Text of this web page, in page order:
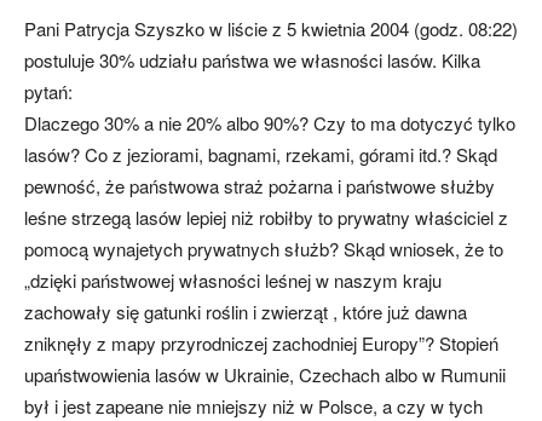
Pani Patrycja Szyszko w liście z 5 kwietnia 2004 (godz. 08:22)
postuluje 30% udziału państwa we własności lasów. Kilka
pytań:
Dlaczego 30% a nie 20% albo 90%? Czy to ma dotyczyć tylko
lasów? Co z jeziorami, bagnami, rzekami, górami itd.? Skąd
pewność, że państwowa straż pożarna i państwowe służby
leśne strzegą lasów lepiej niż robiłby to prywatny właściciel z
pomocą wynajetych prywatnych służb? Skąd wniosek, że to
„dzięki państwowej własności leśnej w naszym kraju
zachowały się gatunki roślin i zwierząt , które już dawna
zniknęły z mapy przyrodniczej zachodniej Europy”? Stopień
upaństwowienia lasów w Ukrainie, Czechach albo w Rumunii
był i jest zapeane nie mniejszy niż w Polsce, a czy w tych